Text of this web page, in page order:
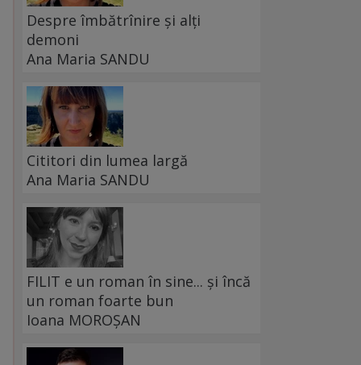
Despre îmbătrînire și alți
demoni
Ana Maria SANDU
Cititori din lumea largă
Ana Maria SANDU
FILIT e un roman în sine... și încă
un roman foarte bun
Ioana MOROȘAN